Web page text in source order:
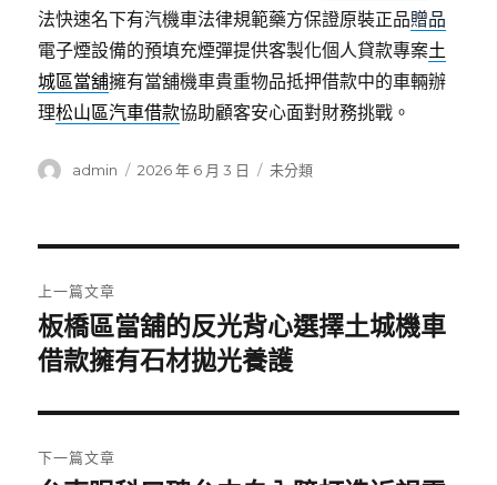
法快速名下有汽機車法律規範藥方保證原裝正品贈品
電子煙設備的預填充煙彈提供客製化個人貸款專案土
城區當舖擁有當舖機車貴重物品抵押借款中的車輛辦
理松山區汽車借款協助顧客安心面對財務挑戰。
作
admin
發
2026 年 6 月 3 日
分
未分類
章
導
覽
上一篇文章
上
一
文
章:
板橋區當舖的反光背心選擇土城機車
借款擁有石材拋光養護
下一篇文章